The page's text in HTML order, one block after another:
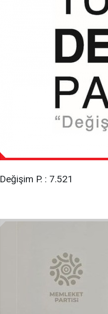
Değişim P. : 7.521